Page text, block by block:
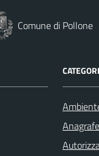
Comune di Pollone